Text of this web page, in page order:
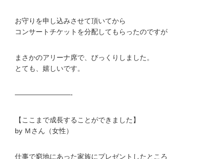
お守りを申し込みさせて頂いてから
コンサートチケットを分配してもらったのですが
まさかのアリーナ席で、びっくりしました。
とても、嬉しいです。
————————-
【ここまで成長することができました】
by Ｍさん（女性）
仕事で窮地にあった家族にプレゼントしたところ